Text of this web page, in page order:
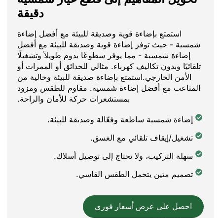
دقيقة
استمتع بإضاءة قوية وصديقة للبيئة مع أفضل إضاءة
شمسية - حيث توفر إضاءة قوية وصديقة للبيئة مع أفضل
إضاءة شمسية - مما يوفر سطوعًا يدوم طويلاً وتشغيلًا
تلقائيًا وبدون تكاليف كهرباء. مثالي للحدائق أو الممرات أو
الأمن الخارجي.استمتع بإضاءة صديقة للبيئة وخالية من
المتاعب مع أفضل إضاءة شمسية. مقاوم للطقس ومزود
بمستشعرات حركة للأمان والراحة.
إضاءة شمسية ساطعة وفعّالة وصديقة للبيئة.
تشغيل/إيقاف تلقائي مع الغسق.
سهلة التركيب، ولا تحتاج إلى توصيل أسلاك.
تصميم متين يتحمل الطقس القاسي.
احصل على عرض أسعار فوري